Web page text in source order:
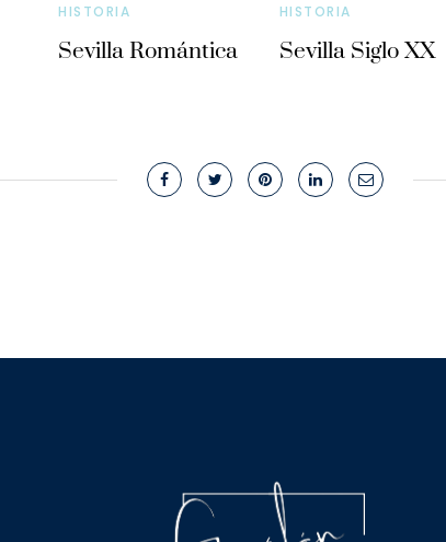
HISTORIA
Sevilla Romántica
HISTORIA
Sevilla Siglo XX